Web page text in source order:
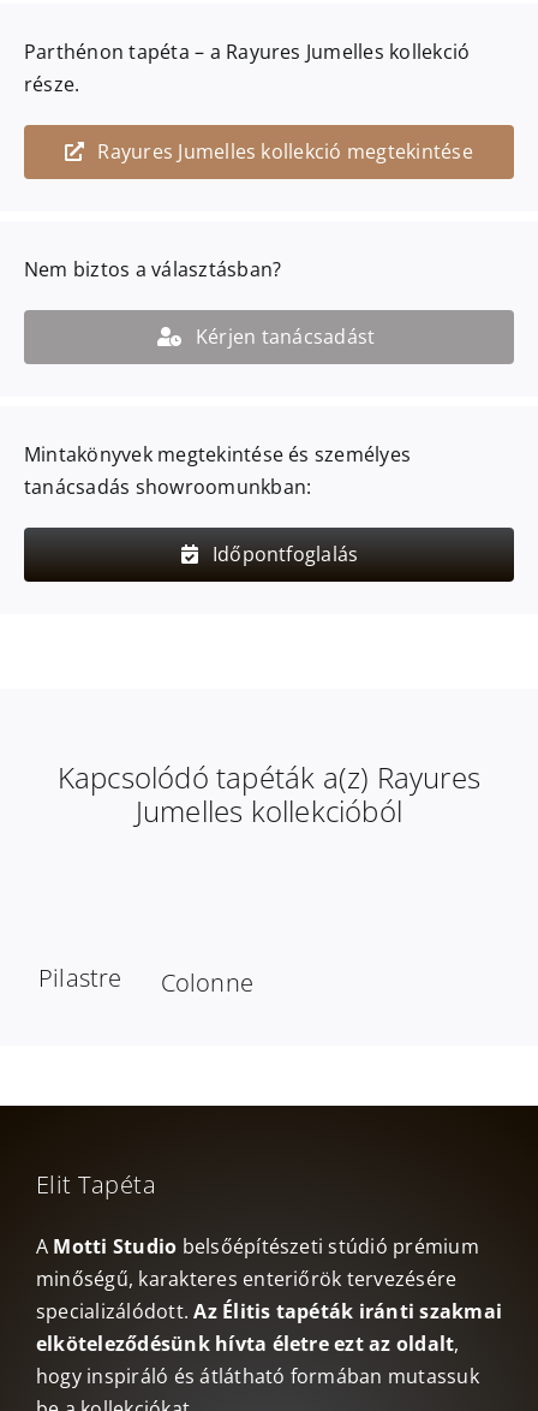
Parthénon tapéta – a Rayures Jumelles kollekció
része.
Rayures Jumelles kollekció megtekintése
Nem biztos a választásban?
Kérjen tanácsadást
Mintakönyvek megtekintése és személyes
tanácsadás showroomunkban:
Időpontfoglalás
Kapcsolódó tapéták a(z) Rayures
Jumelles kollekcióból
Pilastre Colonne
Elit Tapéta
A Motti Studio belsőépítészeti stúdió prémium
minőségű, karakteres enteriőrök tervezésére
specializálódott.Az Élitis tapéták iránti szakmai
elköteleződésünk hívta életre ezt az oldalt,
hogy inspiráló és átlátható formában mutassuk